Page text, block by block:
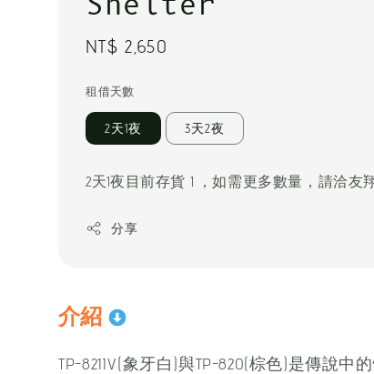
Regular
NT$ 2,650
租借天數
2天1夜 3天2夜
2天1夜目前存貨 1 ，如需更多數量，請洽友
分享
介紹
TP-821IV(象牙白)與TP-820(棕色)是傳說中